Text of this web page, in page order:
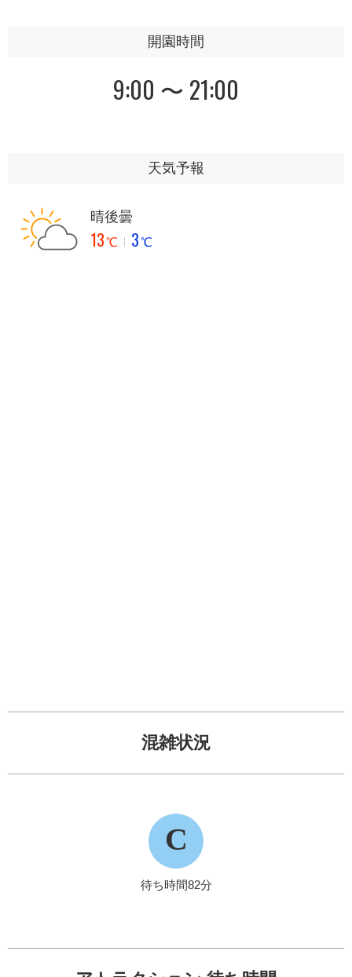
開園時間
9:00 〜 21:00
天気予報
晴後曇
13℃ 3℃
混雑状況
C
待ち時間82分